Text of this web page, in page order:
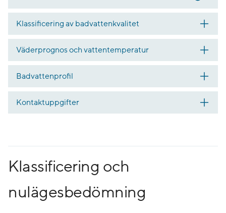
Klassificering av badvattenkvalitet
Väderprognos och vattentemperatur
Badvattenprofil
Kontaktuppgifter
Klassificering och
nulägesbedömning